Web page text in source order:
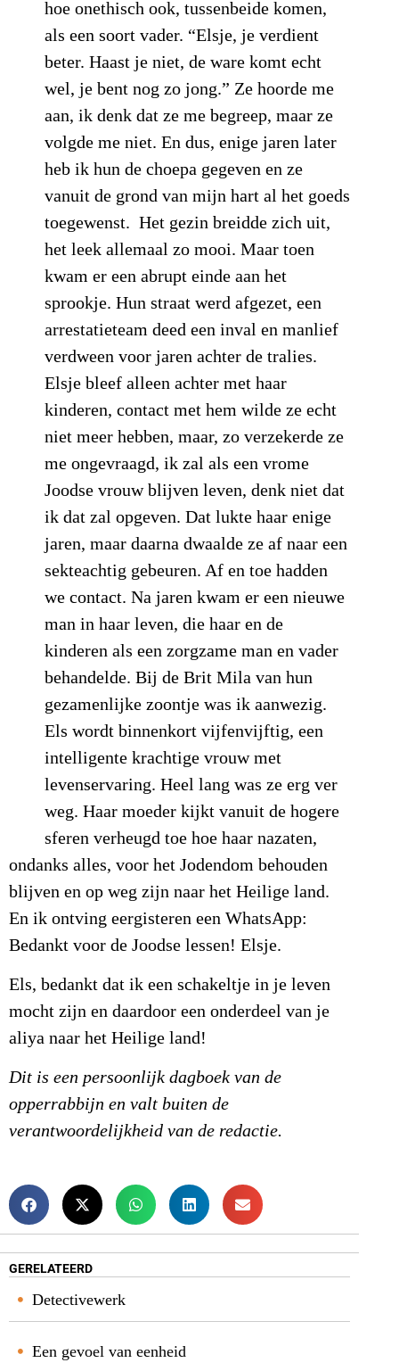
hoe onethisch ook, tussenbeide komen,
als een soort vader. “Elsje, je verdient
beter. Haast je niet, de ware komt echt
wel, je bent nog zo jong.” Ze hoorde me
aan, ik denk dat ze me begreep, maar ze
volgde me niet. En dus, enige jaren later
heb ik hun de choepa gegeven en ze
vanuit de grond van mijn hart al het goeds
toegewenst. Het gezin breidde zich uit,
het leek allemaal zo mooi. Maar toen
kwam er een abrupt einde aan het
sprookje. Hun straat werd afgezet, een
arrestatieteam deed een inval en manlief
verdween voor jaren achter de tralies.
Elsje bleef alleen achter met haar
kinderen, contact met hem wilde ze echt
niet meer hebben, maar, zo verzekerde ze
me ongevraagd, ik zal als een vrome
Joodse vrouw blijven leven, denk niet dat
ik dat zal opgeven. Dat lukte haar enige
jaren, maar daarna dwaalde ze af naar een
sekteachtig gebeuren. Af en toe hadden
we contact. Na jaren kwam er een nieuwe
man in haar leven, die haar en de
kinderen als een zorgzame man en vader
behandelde. Bij de Brit Mila van hun
gezamenlijke zoontje was ik aanwezig.
Els wordt binnenkort vijfenvijftig, een
intelligente krachtige vrouw met
levenservaring. Heel lang was ze erg ver
weg. Haar moeder kijkt vanuit de hogere
sferen verheugd toe hoe haar nazaten,
ondanks alles, voor het Jodendom behouden
blijven en op weg zijn naar het Heilige land.
En ik ontving eergisteren een WhatsApp:
Bedankt voor de Joodse lessen! Elsje.
Els, bedankt dat ik een schakeltje in je leven
mocht zijn en daardoor een onderdeel van je
aliya naar het Heilige land!
Dit is een persoonlijk dagboek van de
opperrabbijn en valt buiten de
verantwoordelijkheid van de redactie.
GERELATEERD
Detectivewerk
Een gevoel van eenheid